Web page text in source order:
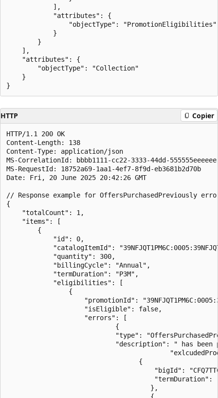
            ],
            "attributes": {
                "objectType": "PromotionEligibilities"
            }
        }
    ],
    "attributes": {
        "objectType": "Collection"
    }
HTTP Copier
HTTP/1.1 200 OK
Content-Length: 138
Content-Type: application/json
MS-CorrelationId: bbbb1111-cc22-3333-44dd-555555eeeeee
MS-RequestId: 18752a69-1aa1-4ef7-8f9d-eb3681b2d70b
Date: Fri, 20 June 2025 20:42:26 GMT
// Response example for OffersPurchasedPreviously
{
    "totalCount": 1,
    "items": [
        {
            "id": 0,
"catalogItemId":
            "quantity": 300,
            "billingCycle": "Annual",
            "termDuration": "P3M",
            "eligibilities": [
                {
"promotionId":
                    "isEligible": false,
                    "errors": [
                            {
"type":
"description": " has been
                                  {
"bigId":
"termDuration":